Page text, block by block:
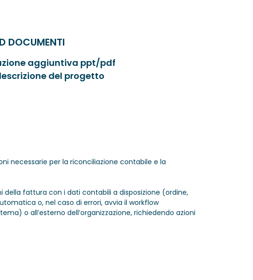
DOCUMENTI
aggiuntiva ppt/pdf
del progetto
necessarie per la riconciliazione contabile e la
fattura con i dati contabili a disposizione (ordine,
o, nel caso di errori, avvia il workflow
o all’esterno dell’organizzazione, richiedendo azioni